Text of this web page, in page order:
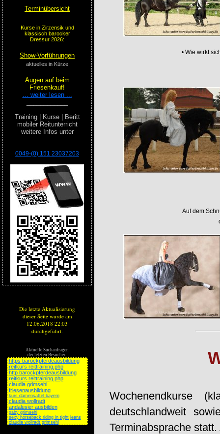
Terminübersicht
Kurse in Zirzensik und
klassisch barocker
Dressur 2026:
Show-Vorführungen
aktuelles in Kürze
Augen auf beim
Friesenkauf!
... weiter lesen ...
Training | Kurse | Beritt
mobiler Reitunterricht
weitere Infos unter
0049-(0) 151 23037203
Die letzte Aktualisierung
dieser Seite wurde am
12.06.2018 22:03
durchgeführt.
Aktuelle Suchanfragen
der letzten Besucher:
https barockpferdeausbildung
reitkurs reittraining.php
http barockpferdeausbildung
reitkurs reittraining.php
claudia grimsehl
friesenausbildung
kurs damensattel bayern
claudia wollradt
andalusier ausbilden
gaby grimsehl
sexy horseback riding in tight jeans
claudia wollradt grimsehl
• Wie wirkt
Auf dem
Wochenendkurse
deutschlandweit
Terminabsprache